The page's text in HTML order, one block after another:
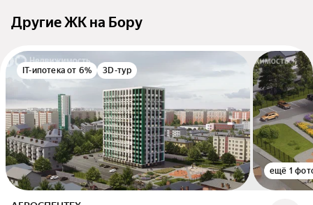
Другие ЖК на Бору
IT-ипотека от 6% 3D-тур
ещё 1